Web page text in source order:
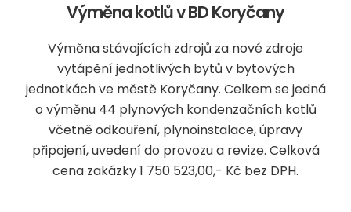
Výměna kotlů v BD Koryčany
Výměna stávajících zdrojů za nové zdroje
vytápění jednotlivých bytů v bytových
jednotkách ve městě Koryčany. Celkem se jedná
o výměnu 44 plynových kondenzačních kotlů
včetně odkouření, plynoinstalace, úpravy
připojení, uvedení do provozu a revize. Celková
cena zakázky 1 750 523,00,- Kč bez DPH.